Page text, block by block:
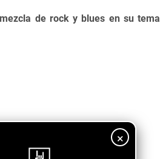
×
de rock y blues en su tema